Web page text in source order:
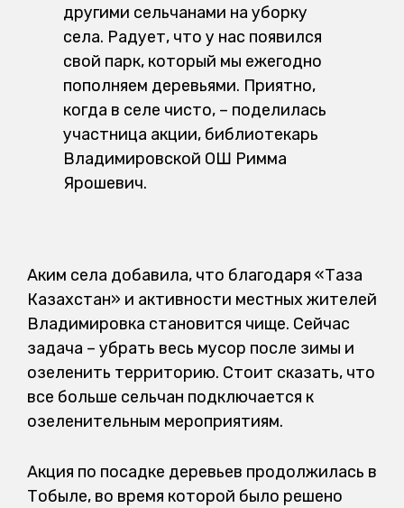
другими сельчанами на уборку
села. Радует, что у нас появился
свой парк, который мы ежегодно
пополняем деревьями. Приятно,
когда в селе чисто, – поделилась
участница акции, библиотекарь
Владимировской ОШ Римма
Ярошевич.
Аким села добавила, что благодаря «Таза
Казахстан» и активности местных жителей
Владимировка становится чище. Сейчас
задача – убрать весь мусор после зимы и
озеленить территорию. Стоит сказать, что
все больше сельчан подключается к
озеленительным мероприятиям.
Акция по посадке деревьев продолжилась в
Тобыле, во время которой было решено